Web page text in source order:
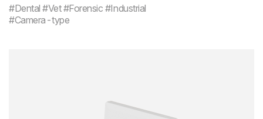
#Dental #Vet #Forensic #Industrial
#Camera-type